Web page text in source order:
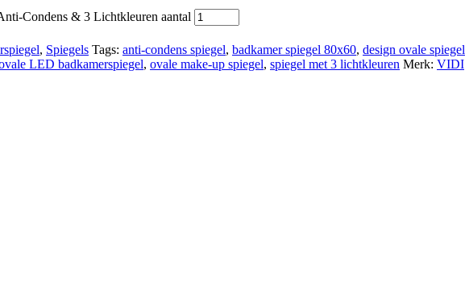
Condens & 3 Lichtkleuren aantal
, Spiegels Tags: anti-condens spiegel, badkamer spiegel 80x60, design ovale spiegel
LED badkamerspiegel, ovale make-up spiegel, spiegel met 3 lichtkleuren Merk: VIDI